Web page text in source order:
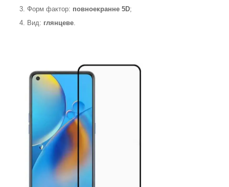
3. Форм фактор: повноекранне 5D;
4. Вид: глянцеве.